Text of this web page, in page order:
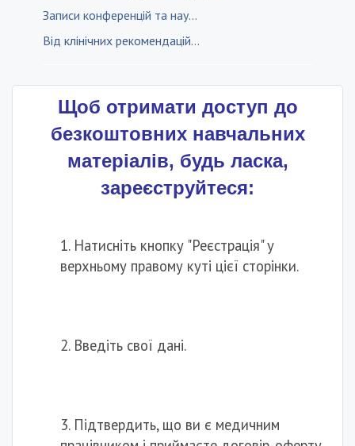
Записи конференцій та наукових семінарів
Від клінічних рекомендацій до клінічної практики: в фокусі–персоніфікація
Щоб отримати доступ до
безкоштовних навчальних
матеріалів, будь ласка,
зареєструйтеся:
1. Натисніть кнопку "Реєстрація" у
верхньому правому куті цієї сторінки.
2. Введіть свої дані.
3. Підтвердить, що ви є медичним